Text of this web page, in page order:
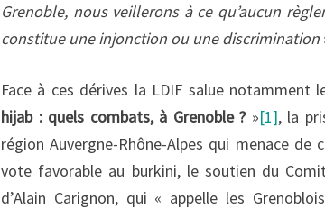
Grenoble, nous veillerons à ce qu’aucun
constitue une injonction ou une discrimination
Face à ces dérives la LDIF salue
hijab : quels combats, à Grenoble ? »[1], la
région Auvergne-Rhône-Alpes qui menace
vote favorable au burkini, le soutien du
d’Alain Carignon, qui « appelle les